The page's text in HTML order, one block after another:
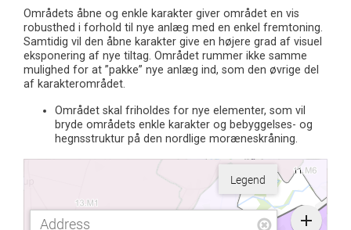
Områdets åbne og enkle karakter giver området en vis
robusthed i forhold til nye anlæg med en enkel fremtoning.
Samtidig vil den åbne karakter give en højere grad af visuel
eksponering af nye tiltag. Området rummer ikke samme
mulighed for at ”pakke” nye anlæg ind, som den øvrige del
af karakterområdet.
Området skal friholdes for nye elementer, som vil
bryde områdets enkle karakter og bebyggelses- og
hegnsstruktur på den nordlige moræneskråning.